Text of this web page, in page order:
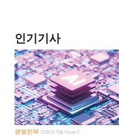
인기기사
경영전략2026년 5월 Issue 2